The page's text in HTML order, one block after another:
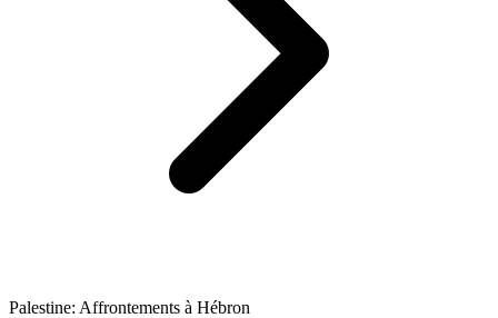
Palestine: Affrontements à Hébron